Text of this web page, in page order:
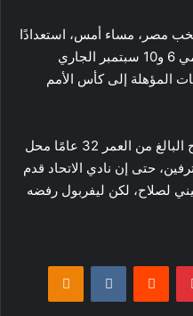
مصر، مساء أمس، استعدادًا
لمواجهتي كاب فيردي وبوتسوانا يومي 6 و10 سبتمبر الجاري
المؤهلة إلى كأس الأمم
وفي العام الماضي، كان محمد صلاح البالغ من العمر 32 عامًا محل
حتى إن نادي الاتحاد قدم
إسترليني لصلاح، لكن ليفربول رفضه
بينتيريست